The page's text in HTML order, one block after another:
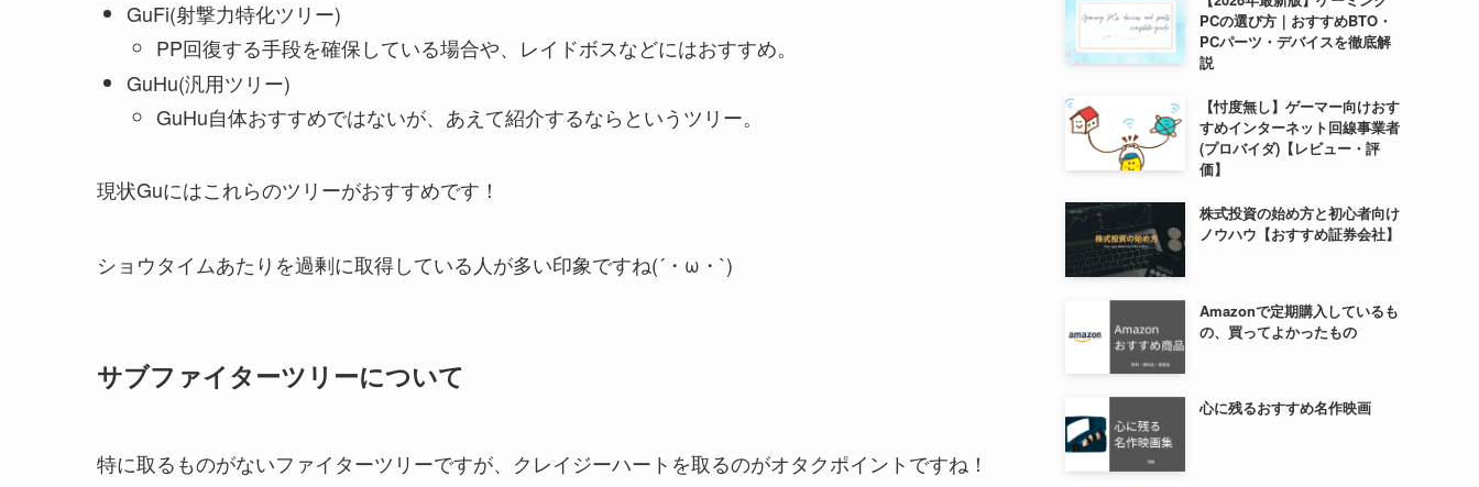
GuFi(射撃力特化ツリー)
PP回復する手段を確保している場合や、レイドボスなどにはおすすめ。
GuHu(汎用ツリー)
GuHu自体おすすめではないが、あえて紹介するならというツリー。
現状Guにはこれらのツリーがおすすめです！
ショウタイムあたりを過剰に取得している人が多い印象ですね(´・ω・`)
サブファイターツリーについて
特に取るものがないファイターツリーですが、クレイジーハートを取るのがオタクポイントですね！
PCの選び方｜おすすめBTO・
PCパーツ・デバイスを徹底解
説
【忖度無し】ゲーマー向けおす
すめインターネット回線事業者
(プロバイダ)【レビュー・評
価】
株式投資の始め方と初心者向け
ノウハウ【おすすめ証券会社】
Amazonで定期購入しているも
の、買ってよかったもの
心に残るおすすめ名作映画